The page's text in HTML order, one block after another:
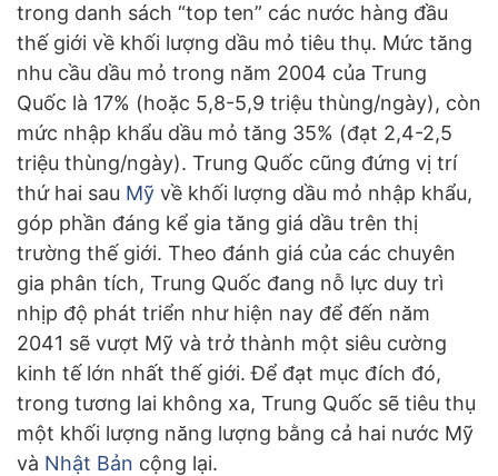
trong danh sách “top ten” các nước hàng đầu
thế giới về khối lượng dầu mỏ tiêu thụ. Mức tăng
nhu cầu dầu mỏ trong năm 2004 của Trung
Quốc là 17% (hoặc 5,8-5,9 triệu thùng/ngày), còn
mức nhập khẩu dầu mỏ tăng 35% (đạt 2,4-2,5
triệu thùng/ngày). Trung Quốc cũng đứng vị trí
thứ hai sau Mỹ về khối lượng dầu mỏ nhập khẩu,
góp phần đáng kể gia tăng giá dầu trên thị
trường thế giới. Theo đánh giá của các chuyên
gia phân tích, Trung Quốc đang nỗ lực duy trì
nhịp độ phát triển như hiện nay để đến năm
2041 sẽ vượt Mỹ và trở thành một siêu cường
kinh tế lớn nhất thế giới. Để đạt mục đích đó,
trong tương lai không xa, Trung Quốc sẽ tiêu thụ
một khối lượng năng lượng bằng cả hai nước Mỹ
và Nhật Bản cộng lại.